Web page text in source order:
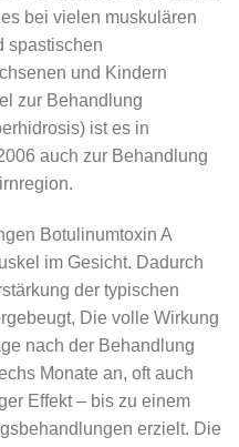
bei vielen muskulären
spastischen
und Kindern
zur Behandlung
ist es in
auch zur Behandlung
Botulinumtoxin A
im Gesicht. Dadurch
der typischen
Die volle Wirkung
nach der Behandlung
Monate an, oft auch
Effekt – bis zu einem
erzielt. Die